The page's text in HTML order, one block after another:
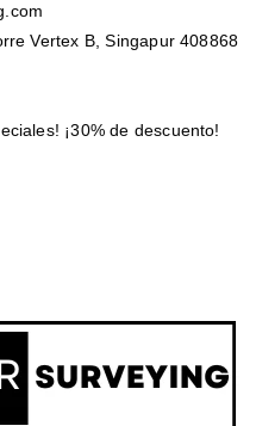
Vertex B, Singapur 408868
¡30% de descuento!